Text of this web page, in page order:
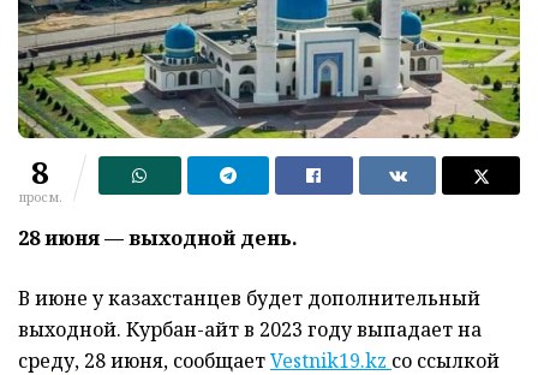
8
просм.
28 июня — выходной день.
В июне у казахстанцев будет дополнительный
выходной. Курбан-айт в 2023 году выпадает на
среду, 28 июня, сообщаетVestnik19.kz со ссылкой